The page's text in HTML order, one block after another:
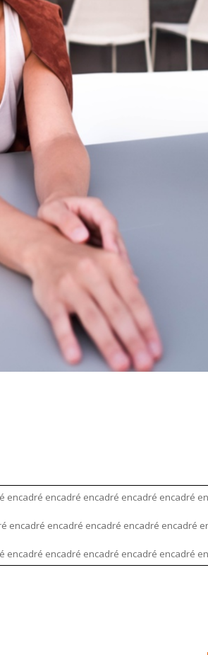
encadré encadré encadré encadré encadré
encadré encadré encadré encadré
encadré encadré encadré encadré